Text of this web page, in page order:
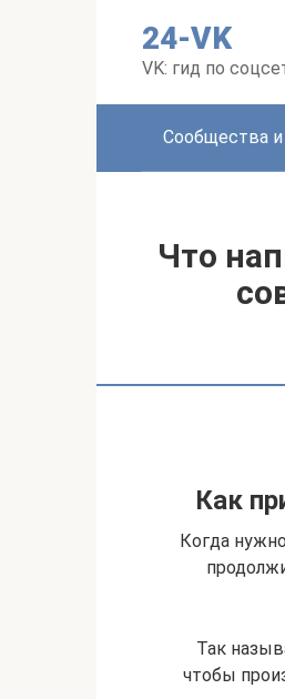
24-VK
VK: гид по
Сообщества и
Что
Как
Когда
Так
чтобы